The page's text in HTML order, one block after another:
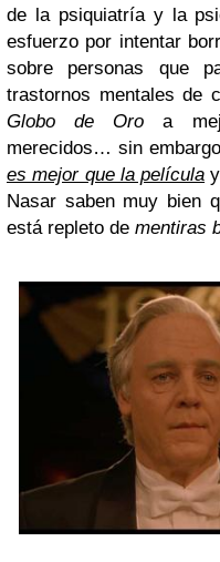
de la psiquiatría y la
esfuerzo por intentar
sobre personas que
trastornos mentales de
Globo de Oro a
merecidos… sin
es mejor que la película
Nasar saben muy bien
está repleto de mentiras